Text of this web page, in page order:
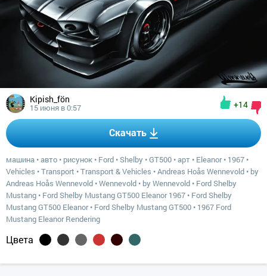
Kipish_fön
15 июня в 0:57 +14
Скачать
машина •авто • рисунок • Ford •Shelby •GT500 •арт • Eleanor• 1967 •
Vehicles •Transport •Transport & Vehicles •Andreas Hoås Wennevold • by
Andreas Hoås Wennevold •Wennevold • by Wennevold • Ford Shelby
Mustang • Ford Shelby Mustang GT500 Eleanor 1967 • Ford Shelby
Mustang GT500 Eleanor• Ford Shelby Mustang GT500 • 1967 Ford
Mustang Eleanor Rendering
Цвета